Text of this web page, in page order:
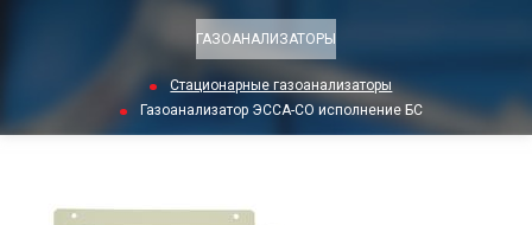
ГАЗОАНАЛИЗАТОРЫ
Стационарные газоанализаторы
Газоанализатор ЭССА-СО исполнение БС